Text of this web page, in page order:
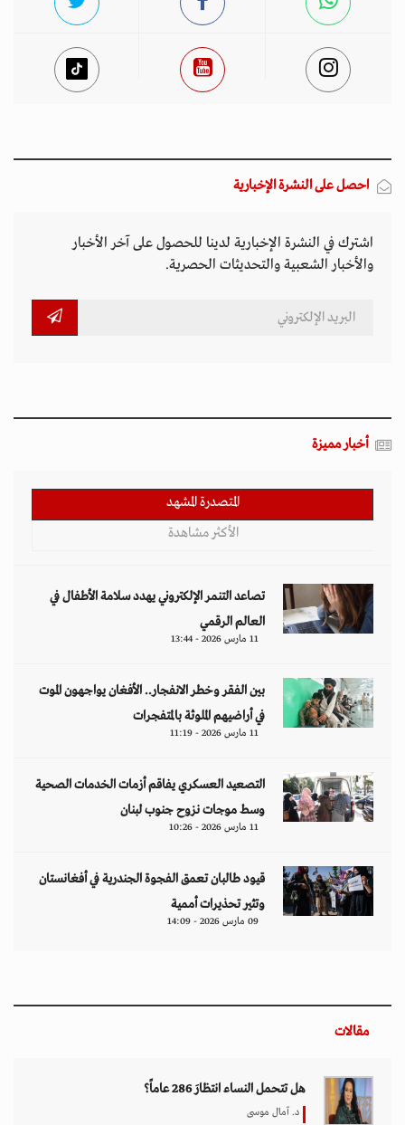
احصل على النشرة الإخبارية
اشترك في النشرة الإخبارية لدينا للحصول على آخر الأخبار
والأخبار الشعبية والتحديثات الحصرية.
أخبار مميزة
المتصدرة المشهد
الأكثر مشاهدة
تصاعد التنمر الإلكتروني يهدد سلامة الأطفال في
العالم الرقمي
11 مارس 2026 - 13:44
بين الفقر وخطر الانفجار.. الأفغان يواجهون الموت
في أراضيهم الملوثة بالمتفجرات
11 مارس 2026 - 11:19
التصعيد العسكري يفاقم أزمات الخدمات الصحية
وسط موجات نزوح جنوب لبنان
11 مارس 2026 - 10:26
قيود طالبان تعمق الفجوة الجندرية في أفغانستان
وتثير تحذيرات أممية
09 مارس 2026 - 14:09
مقالات
هل تتحمل النساء انتظارَ 286 عاماً؟
د. آمال موسى